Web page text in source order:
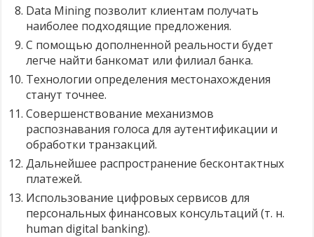
Data Mining позволит клиентам получать
наиболее подходящие предложения.
С помощью дополненной реальности будет
легче найти банкомат или филиал банка.
Технологии определения местонахождения
станут точнее.
Совершенствование механизмов
распознавания голоса для аутентификации и
обработки транзакций.
Дальнейшее распространение бесконтактных
платежей.
Использование цифровых сервисов для
персональных финансовых консультаций (т. н.
human digital banking).